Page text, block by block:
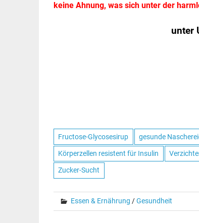
keine Ahnung, was sich unter der
unter
Fructose-Glycosesirup gesunde
Körperzellen resistent für Insulin
Zucker-Sucht
Essen & Ernährung /Gesundheit